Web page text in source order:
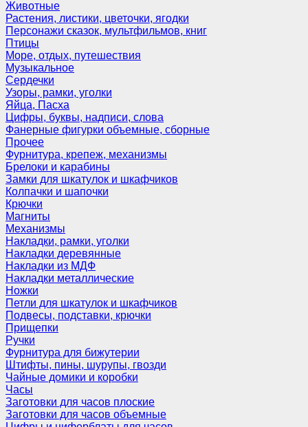
Животные
Растения, листики, цветочки, ягодки
Персонажи сказок, мультфильмов, книг
Птицы
Море, отдых, путешествия
Музыкальное
Сердечки
Узоры, рамки, уголки
Яйца, Пасха
Цифры, буквы, надписи, слова
Фанерные фигурки объемные, сборные
Прочее
Фурнитура, крепеж, механизмы
Брелоки и карабины
Замки для шкатулок и шкафчиков
Колпачки и шапочки
Крючки
Магниты
Механизмы
Накладки, рамки, уголки
Накладки деревянные
Накладки из МДФ
Накладки металлические
Ножки
Петли для шкатулок и шкафчиков
Подвесы, подставки, крючки
Прищепки
Ручки
Фурнитура для бижутерии
Штифты, пины, шурупы, гвозди
Чайные домики и коробки
Часы
Заготовки для часов плоские
Заготовки для часов объемные